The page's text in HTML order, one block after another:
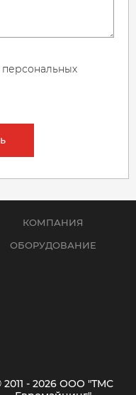
персональных
КОМПАНИЯ
ОБОРУДОВАНИЕ
2011 - 2026 ООО "ТМС